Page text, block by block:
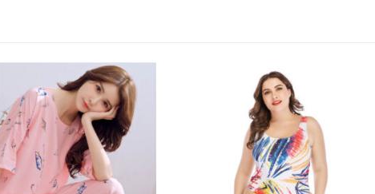
למוצר זה יש מספר סוגים. ניתן לבחור את האפשרויות בעמוד המוצר